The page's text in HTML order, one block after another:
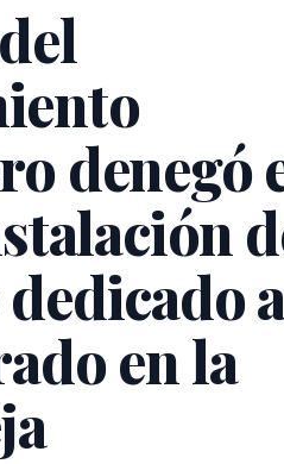
denegó
en la